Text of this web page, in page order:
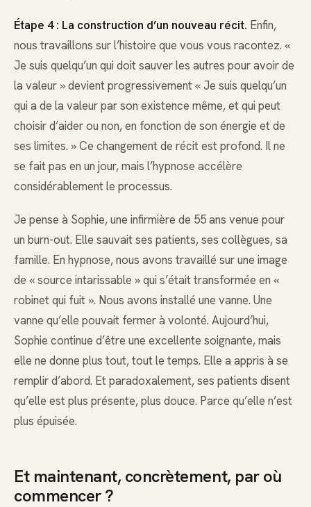
Étape 4 : La construction d’un nouveau récit. Enfin,
nous travaillons sur l’histoire que vous vous racontez. «
Je suis quelqu’un qui doit sauver les autres pour avoir de
la valeur » devient progressivement « Je suis quelqu’un
qui a de la valeur par son existence même, et qui peut
choisir d’aider ou non, en fonction de son énergie et de
ses limites. » Ce changement de récit est profond. Il ne
se fait pas en un jour, mais l’hypnose accélère
considérablement le processus.
Je pense à Sophie, une infirmière de 55 ans venue pour
un burn-out. Elle sauvait ses patients, ses collègues, sa
famille. En hypnose, nous avons travaillé sur une image
de « source intarissable » qui s’était transformée en «
robinet qui fuit ». Nous avons installé une vanne. Une
vanne qu’elle pouvait fermer à volonté. Aujourd’hui,
Sophie continue d’être une excellente soignante, mais
elle ne donne plus tout, tout le temps. Elle a appris à se
remplir d’abord. Et paradoxalement, ses patients disent
qu’elle est plus présente, plus douce. Parce qu’elle n’est
plus épuisée.
Et maintenant, concrètement, par où
commencer ?